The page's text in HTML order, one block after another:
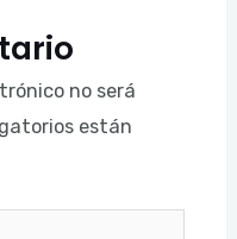
no será
están